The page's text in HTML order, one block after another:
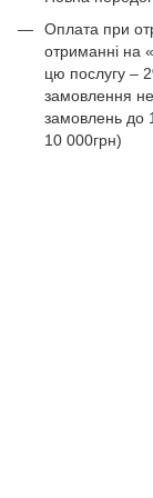
Оплата при
отриманні на
цю послугу –
замовлення
замовлень до
10 000грн)